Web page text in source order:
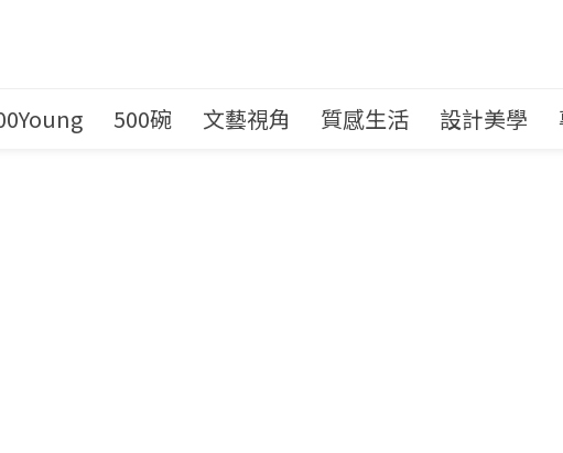
500碗 文藝視角 質感生活 設計美學